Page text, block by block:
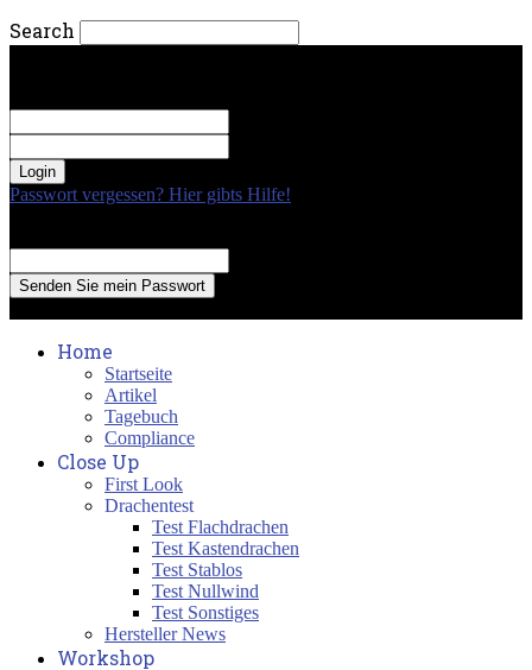
Search
Passwort vergessen? Hier gibts Hilfe!
Home
Startseite
Artikel
Tagebuch
Compliance
Close Up
First Look
Drachentest
Test Flachdrachen
Test Kastendrachen
Test Stablos
Test Nullwind
Test Sonstiges
Hersteller News
Workshop